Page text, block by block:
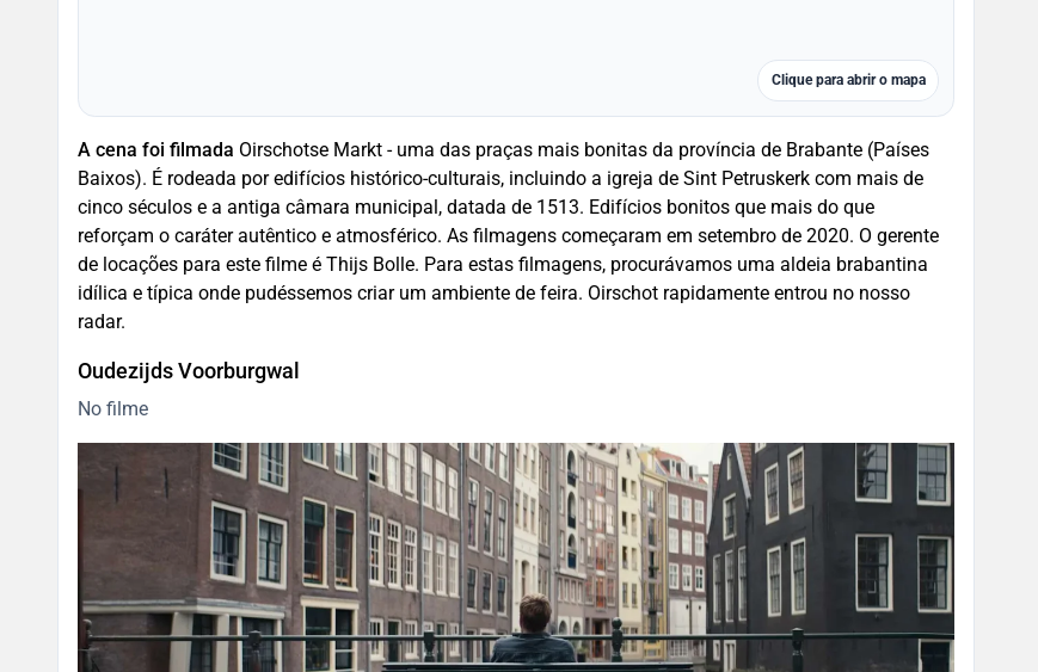
Clique para abrir o mapa
A cena foi filmada Oirschotse Markt - uma das praças mais bonitas da província de Brabante (Países
Baixos). É rodeada por edifícios histórico-culturais, incluindo a igreja de Sint Petruskerk com mais de
cinco séculos e a antiga câmara municipal, datada de 1513. Edifícios bonitos que mais do que
reforçam o caráter autêntico e atmosférico. As filmagens começaram em setembro de 2020. O gerente
de locações para este filme é Thijs Bolle. Para estas filmagens, procurávamos uma aldeia brabantina
idílica e típica onde pudéssemos criar um ambiente de feira. Oirschot rapidamente entrou no nosso
radar.
Oudezijds Voorburgwal
No filme